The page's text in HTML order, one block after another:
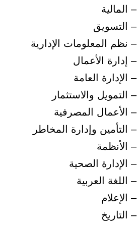
– المالية
– التسويق
– نظم المعلومات الإدارية
– إدارة الأعمال
– الإدارة العامة
– التمويل والاستثمار
– الأعمال المصرفية
– التأمين وإدارة المخاطر
– الأنظمة
– الإدارة الصحية
– اللغة العربية
– الإعلام
– التاريخ